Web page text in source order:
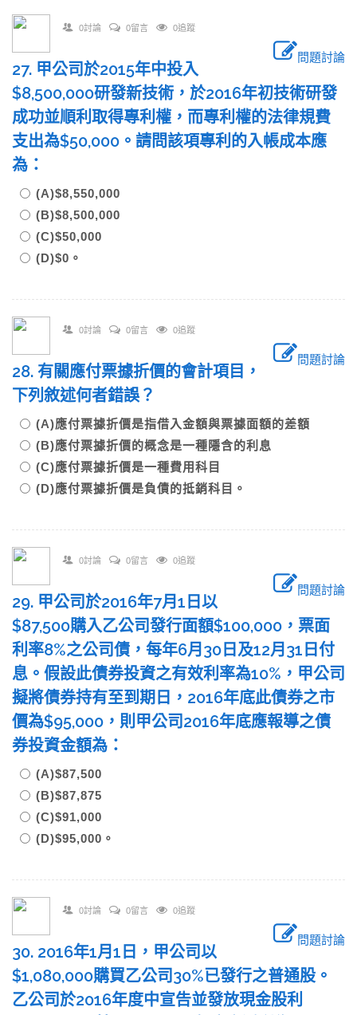
0討論 0留言 0追蹤
問題討論
27. 甲公司於2015年中投入
$8,500,000研發新技術，於2016年初技術研發
成功並順利取得專利權，而專利權的法律規費
支出為$50,000。請問該項專利的入帳成本應
為：
(A)$8,550,000
(B)$8,500,000
(C)$50,000
(D)$0。
0討論 0留言 0追蹤
問題討論
28. 有關應付票據折價的會計項目，
下列敘述何者錯誤？
(A)應付票據折價是指借入金額與票據面額的差額
(B)應付票據折價的概念是一種隱含的利息
(C)應付票據折價是一種費用科目
(D)應付票據折價是負債的抵銷科目。
0討論 0留言 0追蹤
問題討論
29. 甲公司於2016年7月1日以
$87,500購入乙公司發行面額$100,000，票面
利率8%之公司債，每年6月30日及12月31日付
息。假設此債券投資之有效利率為10%，甲公司
擬將債券持有至到期日，2016年底此債券之市
價為$95,000，則甲公司2016年底應報導之債
券投資金額為：
(A)$87,500
(B)$87,875
(C)$91,000
(D)$95,000。
0討論 0留言 0追蹤
問題討論
30. 2016年1月1日，甲公司以
$1,080,000購買乙公司30%已發行之普通股。
乙公司於2016年度中宣告並發放現金股利